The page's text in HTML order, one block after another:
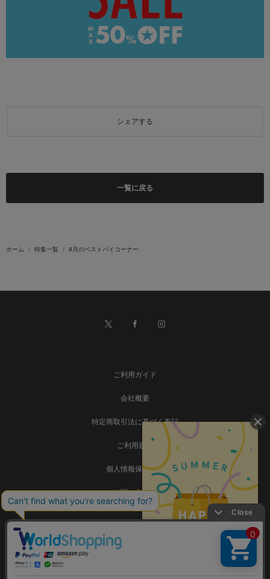
シェアする
一覧に戻る
ホーム 特集一覧 8月のベストバイコーナー
ご利用ガイド
会社概要
特定商取引法に基づく表記
ご利用規約
個人情報保護方針
お問い合わせ
Copyright © SADAMATSU Co., Ltd. all rights reserved.